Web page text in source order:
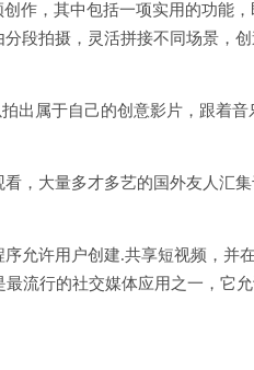
作，其中包括一项实用的功能
段拍摄，灵活拼接不同场景，
出属于自己的创意影片，跟着
，大量多才多艺的国外友人汇
允许用户创建.共享短视频，并
流行的社交媒体应用之一，它